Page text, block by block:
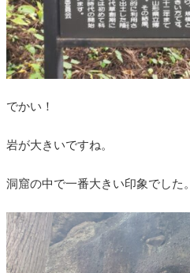
でかい！
岩が大きいですね。
洞窟の中で一番大きい印象でした。